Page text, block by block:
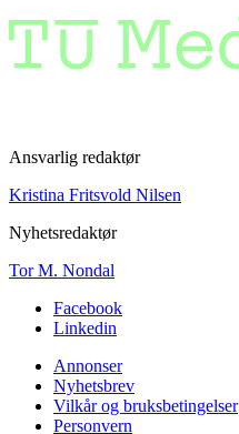
Ansvarlig redaktør
Kristina Fritsvold Nilsen
Nyhetsredaktør
Tor M. Nondal
Facebook
Linkedin
Annonser
Nyhetsbrev
Vilkår og bruksbetingelser
Personvern